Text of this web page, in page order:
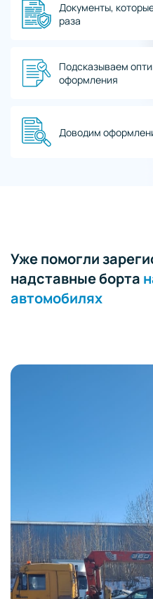
Документы,
раза
Подсказываем
оформления
Доводим
Уже помогли
надставные борта
автомобилях